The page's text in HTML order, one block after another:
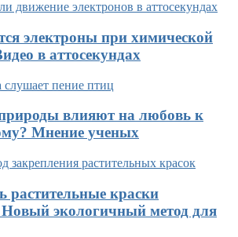
электроны при химической
в аттосекундах
влияют на любовь к
Мнение ученых
растительные краски
экологичный метод для